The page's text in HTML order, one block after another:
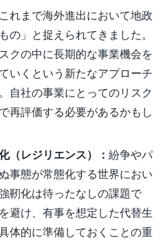
これまで海外進出において地政
の」と捉えられてきました。
クの中に長期的な事業機会を
いくという新たなアプローチ
自社の事業にとってのリスク
再評価する必要があるかもし
（レジリエンス）： 紛争やパ
事態が常態化する世界におい
靭化は待ったなしの課題で
避け、有事を想定した代替生
体的に準備しておくことの重